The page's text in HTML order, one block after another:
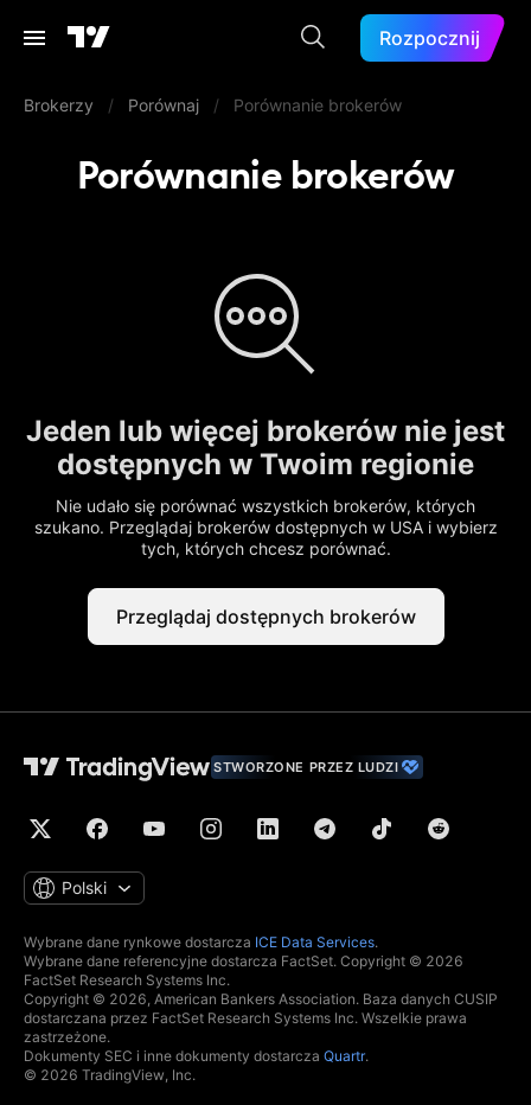
Rozpocznij
Brokerzy / Porównaj / Porównanie brokerów
Porównanie brokerów
Jeden lub więcej brokerów nie jest
dostępnych w Twoim regionie
Nie udało się porównać wszystkich brokerów, których
szukano. Przeglądaj brokerów dostępnych w USA i wybierz
tych, których chcesz porównać.
Przeglądaj dostępnych brokerów
STWORZONE PRZEZ LUDZI
Polski
Wybrane dane rynkowe dostarcza ICE Data Services.
Wybrane dane referencyjne dostarcza FactSet. Copyright © 2026
FactSet Research Systems Inc.
Copyright © 2026, American Bankers Association. Baza danych CUSIP
dostarczana przez FactSet Research Systems Inc. Wszelkie prawa
zastrzeżone.
Dokumenty SEC i inne dokumenty dostarcza Quartr.
© 2026 TradingView, Inc.